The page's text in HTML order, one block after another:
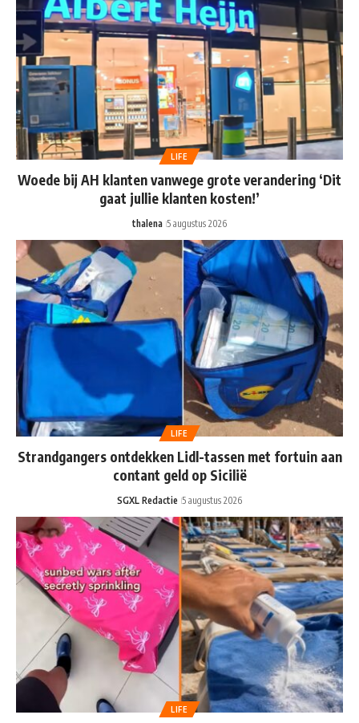
LIFE
Woede bij AH klanten vanwege grote verandering ‘Dit
gaat jullie klanten kosten!’
thalena 5 augustus 2026
LIFE
Strandgangers ontdekken Lidl-tassen met fortuin aan
contant geld op Sicilië
SGXL Redactie 5 augustus 2026
LIFE